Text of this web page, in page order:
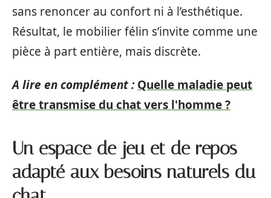
sans renoncer au confort ni à l’esthétique.
Résultat, le mobilier félin s’invite comme une
pièce à part entière, mais discrète.
A lire en complément : Quelle maladie peut
être transmise du chat vers l'homme ?
Un espace de jeu et de repos
adapté aux besoins naturels du